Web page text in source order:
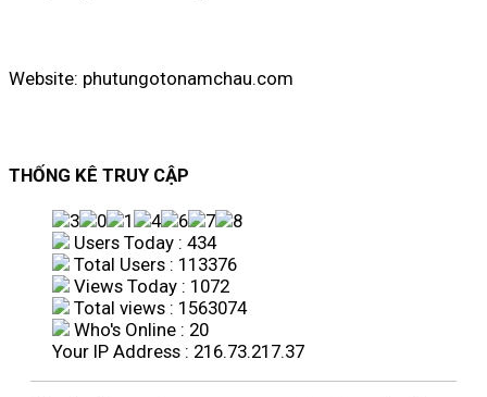
Website: phutungotonamchau.com
THỐNG KÊ TRUY CẬP
Users Today : 434
Total Users : 113376
Views Today : 1072
Total views : 1563074
Who's Online : 20
Your IP Address : 216.73.217.37